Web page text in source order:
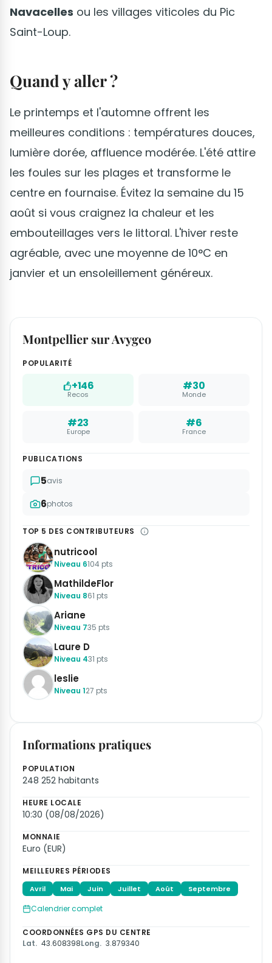
Navacelles ou les villages viticoles du Pic
Saint-Loup.
Quand y aller ?
Le printemps et l'automne offrent les
meilleures conditions : températures douces,
lumière dorée, affluence modérée. L'été attire
les foules sur les plages et transforme le
centre en fournaise. Évitez la semaine du 15
août si vous craignez la chaleur et les
embouteillages vers le littoral. L'hiver reste
agréable, avec une moyenne de 10°C en
janvier et un ensoleillement généreux.
Montpellier sur Avygeo
POPULARITÉ
+146
Recos
#30
Monde
#23
Europe
#6
France
PUBLICATIONS
5avis
6photos
TOP 5 DES CONTRIBUTEURS
nutricool
Niveau 6104 pts
MathildeFlor
Niveau 861 pts
Ariane
Niveau 735 pts
Laure D
Niveau 431 pts
leslie
Niveau 127 pts
Informations pratiques
POPULATION
248 252 habitants
HEURE LOCALE
10:30 (08/08/2026)
MONNAIE
Euro (EUR)
MEILLEURES PÉRIODES
Avril Mai Juin Juillet Août Septembre
Calendrier complet
COORDONNÉES GPS DU CENTRE
Lat. 43.608398Long. 3.879340